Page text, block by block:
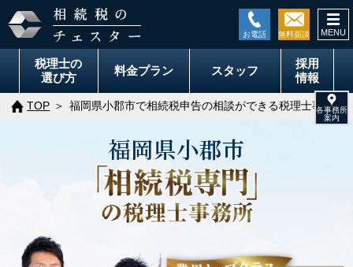
税理士の
選び方
料金プラン スタッフ
採用
情報
TOP 福岡県小郡市で相続税申告の相談ができる税理士事務所
福岡県小郡市